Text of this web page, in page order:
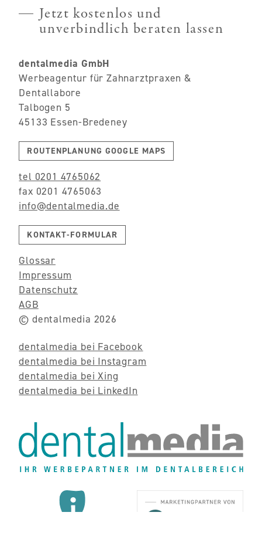
Jetzt kostenlos und
unverbindlich beraten lassen
dentalmedia GmbH
Werbeagentur für Zahnarztpraxen &
Dentallabore
Talbogen 5
45133 Essen-Bredeney
ROUTENPLANUNG GOOGLE MAPS
tel 0201 4765062
fax 0201 4765063
info@dentalmedia.de
KONTAKT-FORMULAR
Glossar
Impressum
Datenschutz
AGB
© dentalmedia 2026
dentalmedia bei Facebook
dentalmedia bei Instagram
dentalmedia bei Xing
dentalmedia bei LinkedIn